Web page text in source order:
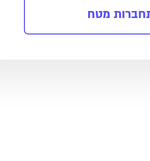
מטח